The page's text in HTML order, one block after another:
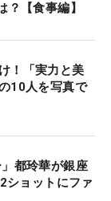
？【食事編】
！「実力と美
10人を写真で
」都玲華が銀座
ショットにファ